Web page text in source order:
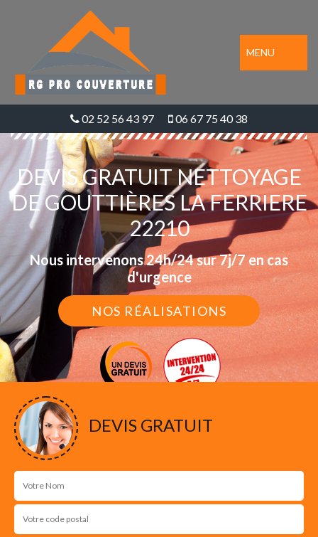
MENU
02 52 56 43 97 06 67 75 40 38
DEVIS GRATUIT NETTOYAGE
DE GOUTTIÈRES LA FERRIERE
22210
Nous intervenons 24h/24 sur 7j/7 en cas
d'urgence
NOS RÉALISATIONS
DEVIS GRATUIT